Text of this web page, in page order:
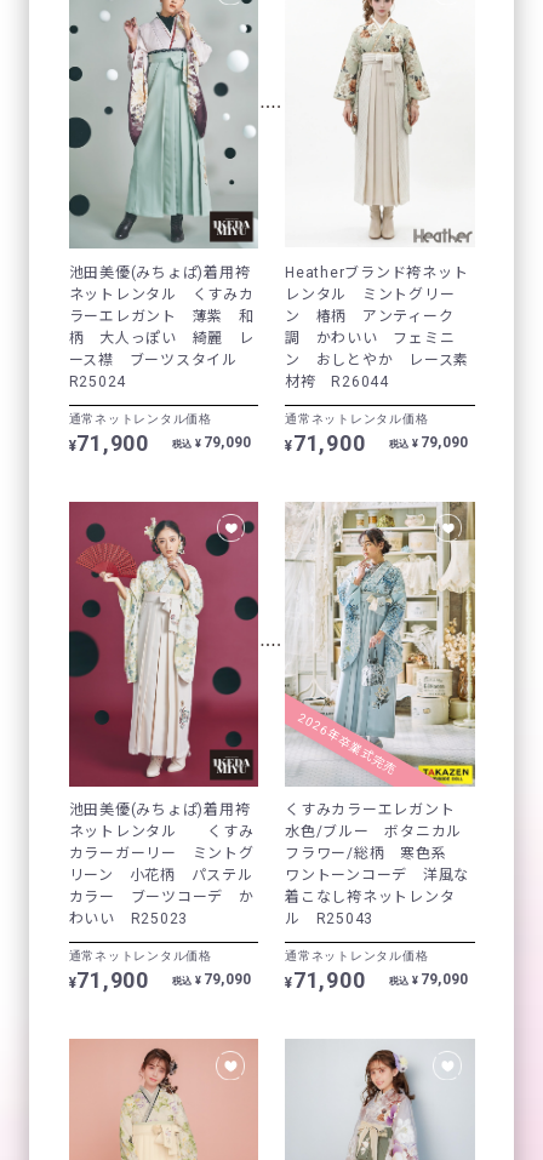
池田美優(みちょぱ)着用袴
ネットレンタル くすみカ
ラーエレガント 薄紫 和
柄 大人っぽい 綺麗 レ
ース襟 ブーツスタイル
R25024
通常ネットレンタル価格
¥71,900 税込 ¥ 79,090
Heatherブランド袴ネット
レンタル ミントグリー
ン 椿柄 アンティーク
調 かわいい フェミニ
ン おしとやか レース素
材袴 R26044
通常ネットレンタル価格
¥71,900 税込 ¥ 79,090
池田美優(みちょぱ)着用袴
ネットレンタル くすみ
カラーガーリー ミントグ
リーン 小花柄 パステル
カラー ブーツコーデ か
わいい R25023
通常ネットレンタル価格
¥71,900 税込 ¥ 79,090
2026年卒業式完売
くすみカラーエレガント
水色/ブルー ボタニカル
フラワー/総柄 寒色系
ワントーンコーデ 洋風な
着こなし袴ネットレンタ
ル R25043
通常ネットレンタル価格
¥71,900 税込 ¥ 79,090